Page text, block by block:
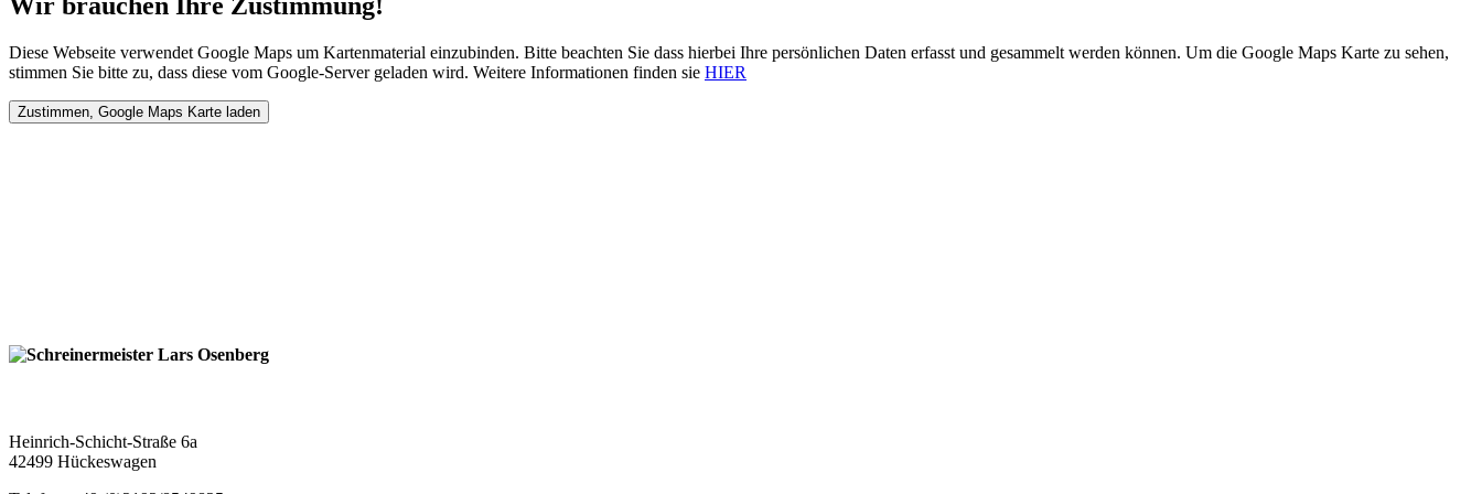
Diese Webseite verwendet Google Maps um Kartenmaterial einzubinden. Bitte beachten Sie dass hierbei Ihre persönlichen Daten erfasst und gesammelt werden können. Um die Google Maps Karte zu sehen,
stimmen Sie bitte zu, dass diese vom Google-Server geladen wird. Weitere Informationen finden sie HIER
Heinrich-Schicht-Straße 6a
42499 Hückeswagen